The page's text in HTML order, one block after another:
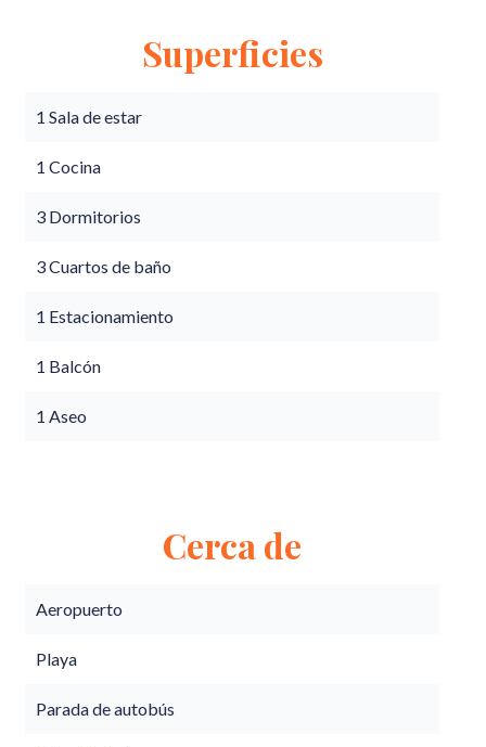
Superficies
1 Sala de estar
1 Cocina
3 Dormitorios
3 Cuartos de baño
1 Estacionamiento
1 Balcón
1 Aseo
Cerca de
Aeropuerto
Playa
Parada de autobús